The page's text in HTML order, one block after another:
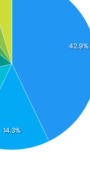
42.9%
14.3%